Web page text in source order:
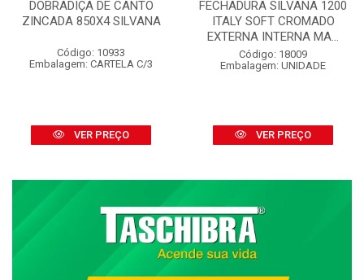
DOBRADIÇA DE CANTO
ZINCADA 850X4 SILVANA
Código: 10933
Embalagem: CARTELA C/3
VER PREÇO
FECHADURA SILVANA 1200
ITALY SOFT CROMADO
EXTERNA INTERNA MA...
Código: 18009
Embalagem: UNIDADE
VER PREÇO